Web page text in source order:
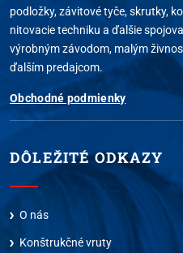
podložky, závitové tyče, skrutky,
nitovacie techniku a ďalšie
výrobným závodom, malým
ďalším predajcom.
Obchodné podmienky
DÔLEŽITÉ ODKAZY
O nás
Konštrukčné vruty